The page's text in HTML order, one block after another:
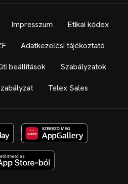
Impresszum Etikai kódex
Adatkezelési tájékoztató
beállítások Szabályzatok
Telex Sales